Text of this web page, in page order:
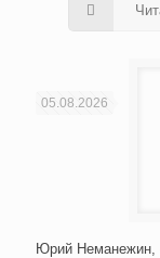
05.08.2026
Юрий Неманежин,